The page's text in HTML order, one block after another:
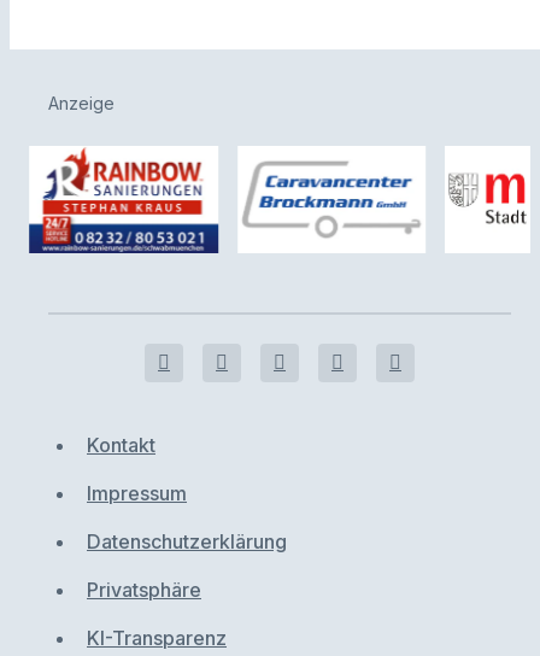
Anzeige
Kontakt
Impressum
Datenschutzerklärung
Privatsphäre
KI-Transparenz